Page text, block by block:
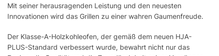
Mit seiner herausragenden Leistung und den neuesten
Innovationen wird das Grillen zu einer wahren Gaumenfreude.
Der Klasse-A-Holzkohleofen, der gemäß dem neuen HJA-
PLUS-Standard verbessert wurde, bewahrt nicht nur das